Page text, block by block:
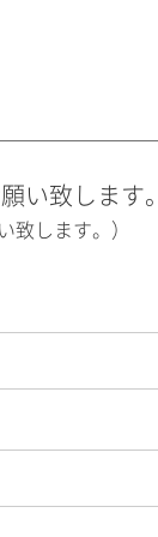
い致します
致します。）